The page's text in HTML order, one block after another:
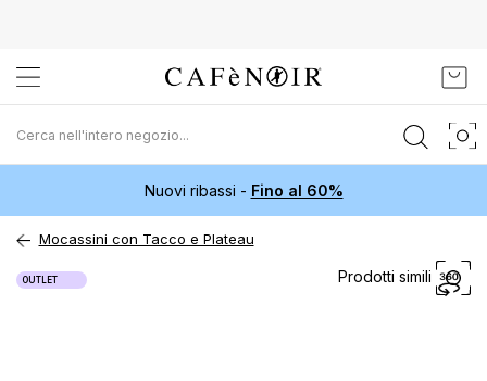
al
contenuto
Nuovi ribassi - Fino al 60%
Mocassini con Tacco e Plateau
Prodotti simili
Vai
alla
OUTLET